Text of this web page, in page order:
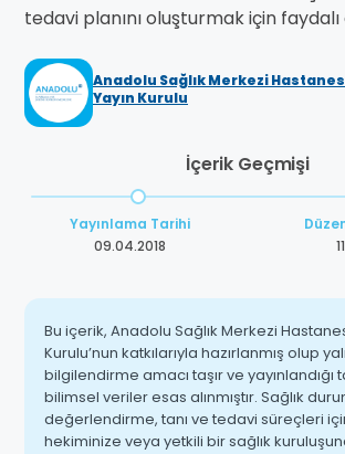
tedavi planını oluşturmak için
Anadolu Sağlık Merkezi
Yayın Kurulu
İçerik Geçmişi
Yayınlama Tarihi
09.04.2018
Bu içerik, Anadolu Sağlık Merkezi
Kurulu’nun katkılarıyla hazırlanmış olup
bilgilendirme amacı taşır ve yayınlandığı
bilimsel veriler esas alınmıştır. Sağlık
değerlendirme, tanı ve tedavi süreçleri
hekiminize veya yetkili bir sağlık